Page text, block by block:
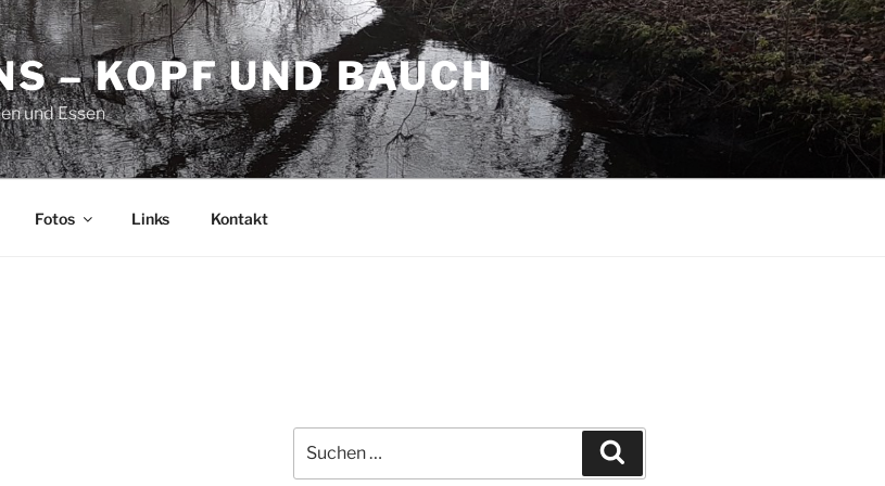
– KOPF UND BAUCH
und Essen
Fotos Links Kontakt
nach: